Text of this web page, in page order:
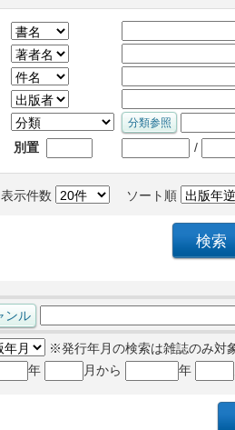
別置 /
表示件数 ソート順
※発行年月の検索は雑誌のみ対
年
月から 年